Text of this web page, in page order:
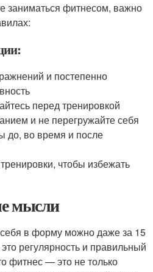
заниматься фитнесом, важно
и постепенно
перед тренировкой
и не перегружайте себя
до, во время и после
чтобы избежать
мысли
в форму можно даже за 15
регулярность и правильный
фитнес — это не только